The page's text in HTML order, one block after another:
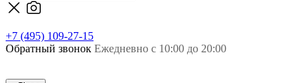
+7 (495) 109-27-15
Обратный звонок Ежедневно с 10:00 до 20:00